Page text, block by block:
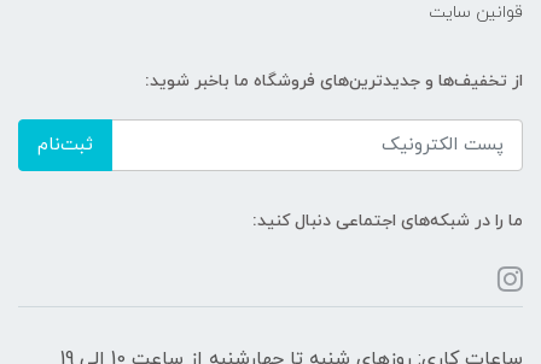
قوانین سایت
از تخفیف‌ها و جدیدترین‌های فروشگاه ما باخبر شوید:
ثبت‌نام
ما را در شبکه‌های اجتماعی دنبال کنید: